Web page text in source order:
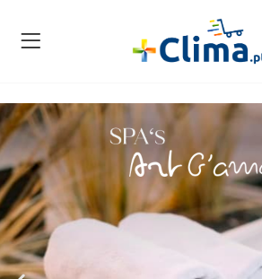
e Climatização )
e Barbecues )
renováveis )